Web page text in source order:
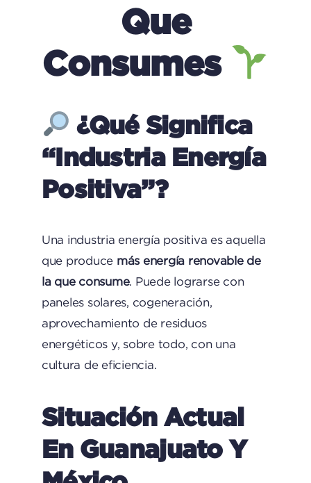
Que
Consumes
¿Qué Significa
“industria Energía
Positiva”?
Una industria energía positiva es aquella
que produce más energía renovable de
la que consume. Puede lograrse con
paneles solares, cogeneración,
aprovechamiento de residuos
energéticos y, sobre todo, con una
cultura de eficiencia.
Situación Actual
En Guanajuato Y